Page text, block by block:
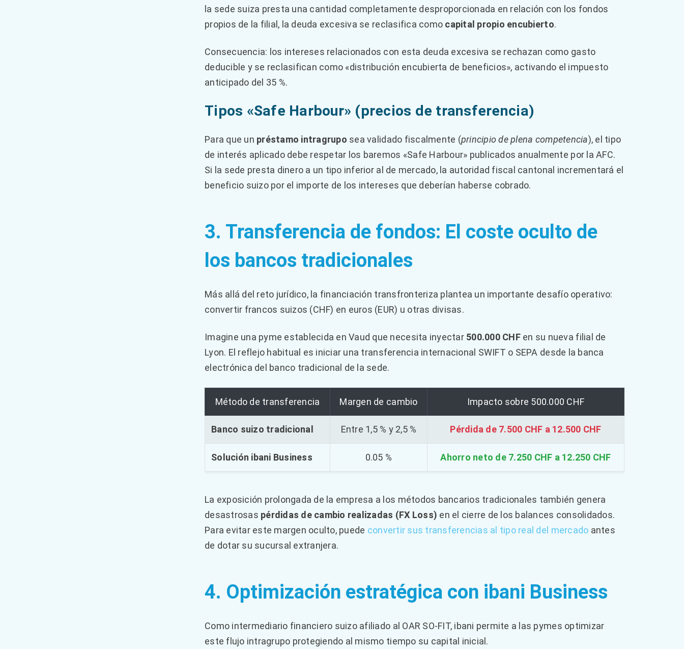
la sede suiza presta una cantidad completamente desproporcionada en relación con los fondos
propios de la filial, la deuda excesiva se reclasifica como capital propio encubierto.
Consecuencia: los intereses relacionados con esta deuda excesiva se rechazan como gasto
deducible y se reclasifican como «distribución encubierta de beneficios», activando el impuesto
anticipado del 35 %.
Tipos «Safe Harbour» (precios de transferencia)
Para que un préstamo intragrupo sea validado fiscalmente (principio de plena competencia), el tipo
de interés aplicado debe respetar los baremos «Safe Harbour» publicados anualmente por la AFC.
Si la sede presta dinero a un tipo inferior al de mercado, la autoridad fiscal cantonal incrementará el
beneficio suizo por el importe de los intereses que deberían haberse cobrado.
3. Transferencia de fondos: El coste oculto de
los bancos tradicionales
Más allá del reto jurídico, la financiación transfronteriza plantea un importante desafío operativo:
convertir francos suizos (CHF) en euros (EUR) u otras divisas.
Imagine una pyme establecida en Vaud que necesita inyectar 500.000 CHFen su nueva filial de
Lyon. El reflejo habitual es iniciar una transferencia internacional SWIFT o SEPA desde la banca
electrónica del banco tradicional de la sede.
Método de transferencia Margen de cambio Impacto sobre 500.000 CHF
Banco suizo tradicional Entre 1,5 % y 2,5 % Pérdida de 7.500 CHF a 12.500 CHF
Solución ibani Business 0.05 % Ahorro neto de 7.250 CHF a 12.250 CHF
La exposición prolongada de la empresa a los métodos bancarios tradicionales también genera
desastrosas pérdidas de cambio realizadas (FX Loss) en el cierre de los balances consolidados.
Para evitar este margen oculto, puede convertir sus transferencias al tipo real del mercado antes
de dotar su sucursal extranjera.
4. Optimización estratégica con ibani Business
Como intermediario financiero suizo afiliado al OAR SO-FIT, ibani permite a las pymes optimizar
este flujo intragrupo protegiendo al mismo tiempo su capital inicial.